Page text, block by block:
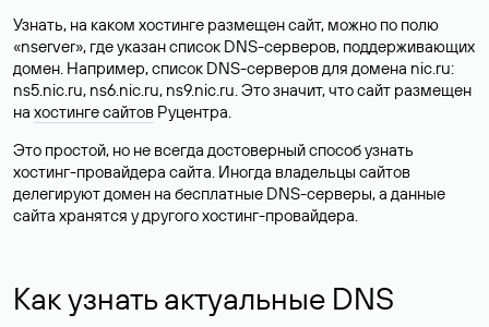
Узнать, на каком хостинге размещен сайт, можно по полю
«nserver», где указан список DNS-серверов, поддерживающих
домен. Например, список DNS-серверов для домена nic.ru:
ns5.nic.ru, ns6.nic.ru, ns9.nic.ru. Это значит, что сайт размещен
на хостинге сайтов Руцентра.
Это простой, но не всегда достоверный способ узнать
хостинг-провайдера сайта. Иногда владельцы сайтов
делегируют домен на бесплатные DNS-серверы, а данные
сайта хранятся у другого хостинг-провайдера.
Как узнать актуальные DNS